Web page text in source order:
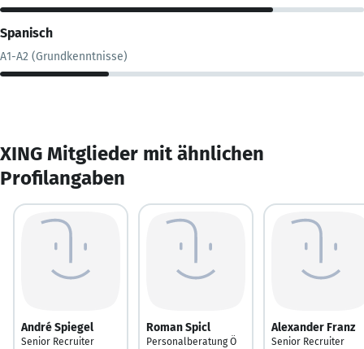
Spanisch
A1-A2 (Grundkenntnisse)
XING Mitglieder mit ähnlichen
Profilangaben
André Spiegel
Senior Recruiter
Roman Spicl
Personalberatung Ö
Alexander Franz
Senior Recruiter